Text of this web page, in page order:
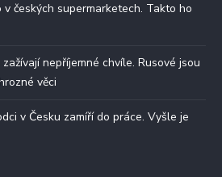
v českých supermarketech. Takto ho
nepříjemné chvíle. Rusové jsou
věci
v Česku zamíří do práce. Vyšle je